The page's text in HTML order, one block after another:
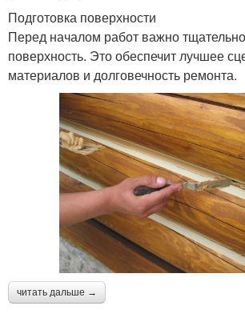
Подготовка поверхности
Перед началом работ важно
поверхность. Это обеспечит лучшее
материалов и долговечность ремонта.
читать дальше →